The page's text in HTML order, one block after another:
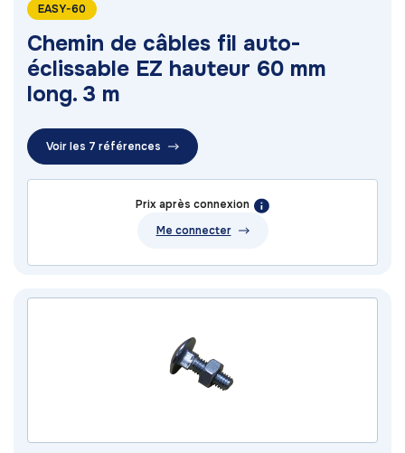
EASY-60
Chemin de câbles fil auto-
éclissable EZ hauteur 60 mm
long. 3 m
Voir les 7 références
Prix après connexion
Me connecter